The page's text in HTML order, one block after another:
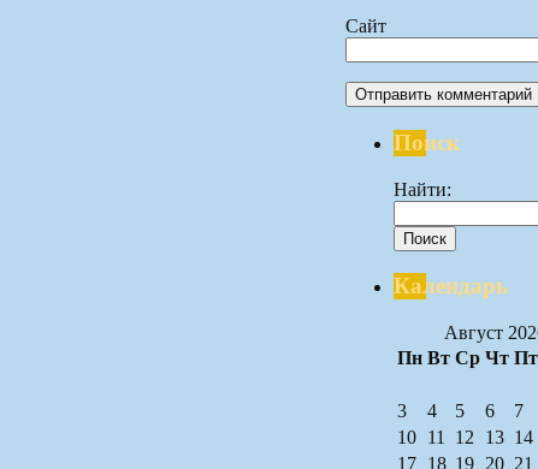
Сайт
Поиск
Найти:
Календарь
Август
Пн Вт Ср Чт Пт
3
4 5 6 7
10 11 12 13 14
17 18 19 20 21